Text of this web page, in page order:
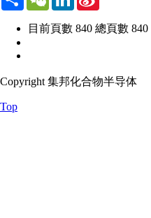
目前頁數 840 總頁數 840
Copyright 集邦化合物半导体
Top